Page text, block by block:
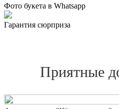
Фото букета в Whatsapp
Гарантия сюрприза
Приятные